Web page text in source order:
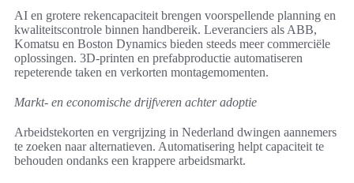
AI en grotere rekencapaciteit brengen voorspellende planning en
kwaliteitscontrole binnen handbereik. Leveranciers als ABB,
Komatsu en Boston Dynamics bieden steeds meer commerciële
oplossingen. 3D-printen en prefabproductie automatiseren
repeterende taken en verkorten montagemomenten.
Markt- en economische drijfveren achter adoptie
Arbeidstekorten en vergrijzing in Nederland dwingen aannemers
te zoeken naar alternatieven. Automatisering helpt capaciteit te
behouden ondanks een krappere arbeidsmarkt.